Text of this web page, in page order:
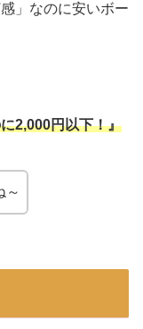
」なのに安いボー
2,000円以下！』
～